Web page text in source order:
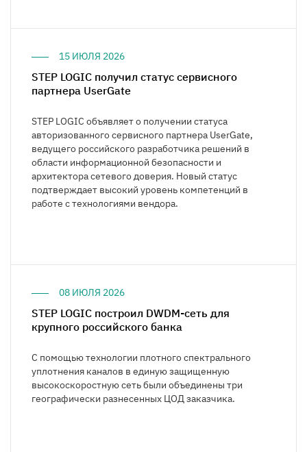
15 ИЮЛЯ 2026
STEP LOGIC получил статус сервисного
партнера UserGate
STEP LOGIC объявляет о получении статуса
авторизованного сервисного партнера UserGate,
ведущего российского разработчика решений в
области информационной безопасности и
архитектора сетевого доверия. Новый статус
подтверждает высокий уровень компетенций в
работе с технологиями вендора.
08 ИЮЛЯ 2026
STEP LOGIC построил DWDM-сеть для
крупного российского банка
С помощью технологии плотного спектрального
уплотнения каналов в единую защищенную
высокоскоростную сеть были объединены три
географически разнесенных ЦОД заказчика.